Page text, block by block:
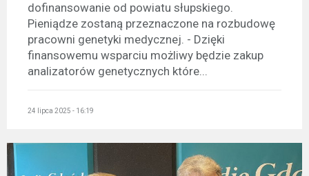
dofinansowanie od powiatu słupskiego.
Pieniądze zostaną przeznaczone na rozbudowę
pracowni genetyki medycznej. - Dzięki
finansowemu wsparciu możliwy będzie zakup
analizatorów genetycznych które...
24 lipca 2025 - 16:19